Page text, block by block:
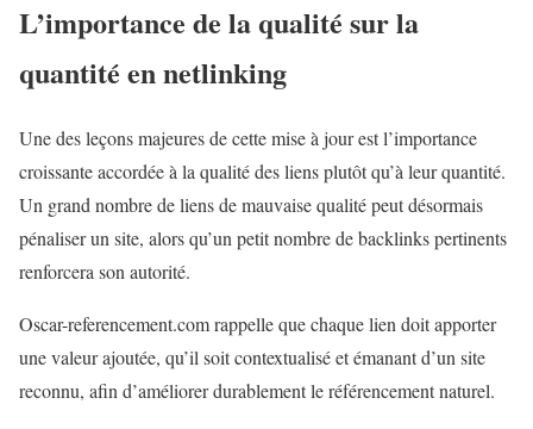
L’importance de la qualité sur la
quantité ennetlinking
Une des leçons majeures de cette mise à jour est l’importance
croissante accordée à la qualité des liens plutôt qu’à leur quantité.
Un grand nombre de liens de mauvaise qualité peut désormais
pénaliser un site, alors qu’un petit nombre de backlinks pertinents
renforcera son autorité.
Oscar-referencement.com rappelle que chaque lien doit apporter
une valeur ajoutée, qu’il soit contextualisé et émanant d’un site
reconnu, afin d’améliorer durablement le référencement naturel.